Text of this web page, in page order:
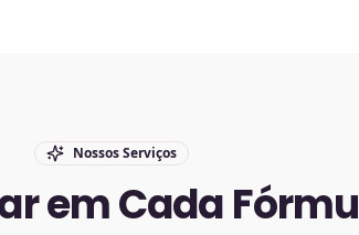
Nossos Serviços
em Cada